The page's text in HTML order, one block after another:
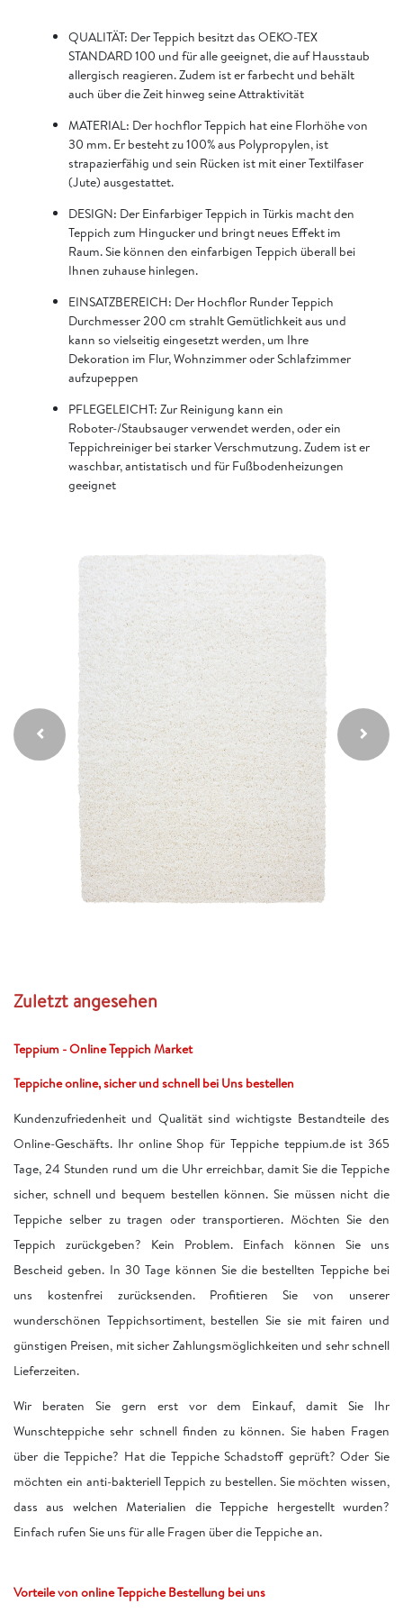
QUALITÄT: Der Teppich besitzt das OEKO-TEX
STANDARD 100 und für alle geeignet, die auf Hausstaub
allergisch reagieren. Zudem ist er farbecht und behält
auch über die Zeit hinweg seine Attraktivität
MATERIAL: Der hochflor Teppich hat eine Florhöhe von
30 mm. Er besteht zu 100% aus Polypropylen, ist
strapazierfähig und sein Rücken ist mit einer Textilfaser
(Jute) ausgestattet.
DESIGN: Der Einfarbiger Teppich in Türkis macht den
Teppich zum Hingucker und bringt neues Effekt im
Raum. Sie können den einfarbigen Teppich überall bei
Ihnen zuhause hinlegen.
EINSATZBEREICH: Der Hochflor Runder Teppich
Durchmesser 200 cm strahlt Gemütlichkeit aus und
kann so vielseitig eingesetzt werden, um Ihre
Dekoration im Flur, Wohnzimmer oder Schlafzimmer
aufzupeppen
PFLEGELEICHT: Zur Reinigung kann ein
Roboter-/Staubsauger verwendet werden, oder ein
Teppichreiniger bei starker Verschmutzung. Zudem ist er
waschbar, antistatisch und für Fußbodenheizungen
geeignet
Zuletzt angesehen
Teppium - Online Teppich Market
Teppiche online, sicher und schnell bei Uns bestellen
Kundenzufriedenheit und Qualität sind wichtigste Bestandteile des
Online-Geschäfts. Ihr online Shop für Teppiche teppium.de ist 365
Tage, 24 Stunden rund um die Uhr erreichbar, damit Sie die Teppiche
sicher, schnell und bequem bestellen können. Sie müssen nicht die
Teppiche selber zu tragen oder transportieren. Möchten Sie den
Teppich zurückgeben? Kein Problem. Einfach können Sie uns
Bescheid geben. In 30 Tage können Sie die bestellten Teppiche bei
uns kostenfrei zurücksenden. Profitieren Sie von unserer
wunderschönen Teppichsortiment, bestellen Sie sie mit fairen und
günstigen Preisen, mit sicher Zahlungsmöglichkeiten und sehr schnell
Lieferzeiten.
Wir beraten Sie gern erst vor dem Einkauf, damit Sie Ihr
Wunschteppiche sehr schnell finden zu können. Sie haben Fragen
über die Teppiche? Hat die Teppiche Schadstoff geprüft? Oder Sie
möchten ein anti-bakteriell Teppich zu bestellen. Sie möchten wissen,
dass aus welchen Materialien die Teppiche hergestellt wurden?
Einfach rufen Sie uns für alle Fragen über die Teppiche an.
Vorteile von online Teppiche Bestellung bei uns